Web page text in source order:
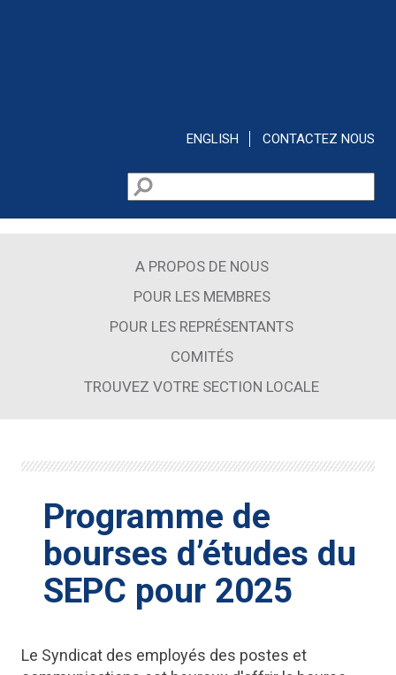
ENGLISH CONTACTEZ NOUS
Formulaire de recherche
Rechercher
A PROPOS DE NOUS
POUR LES MEMBRES
POUR LES REPRÉSENTANTS
COMITÉS
TROUVEZ VOTRE SECTION LOCALE
Programme de
bourses d’études du
SEPC pour 2025
Le Syndicat des employés des postes et